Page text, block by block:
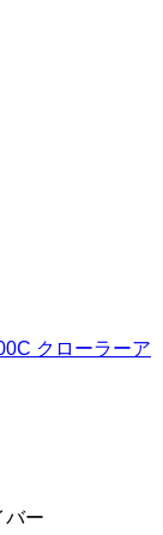
クローラーア
バー